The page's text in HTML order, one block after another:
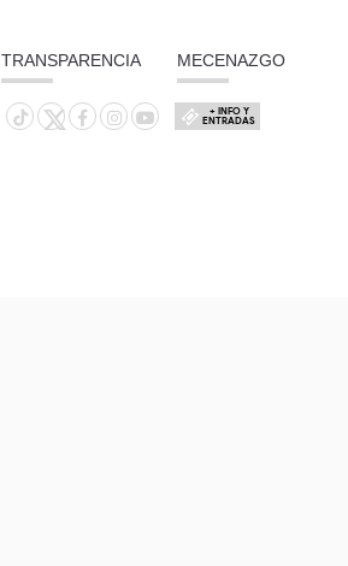
TRANSPARENCIA MECENAZGO
+ INFO Y
ENTRADAS